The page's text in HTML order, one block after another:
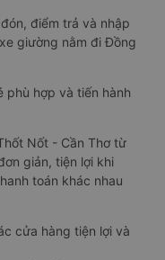
điểm trả và nhập
giường nằm đi Đồng
phù hợp và tiến hành
Nốt - Cần Thơ từ
giản, tiện lợi khi
toán khác nhau
cửa hàng tiện lợi và